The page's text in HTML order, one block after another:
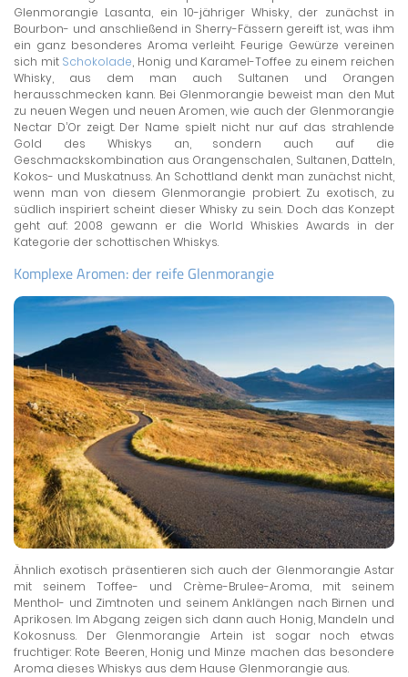
Glenmorangie Lasanta, ein 10-jähriger Whisky, der zunächst in
Bourbon- und anschließend in Sherry-Fässern gereift ist, was ihm
ein ganz besonderes Aroma verleiht. Feurige Gewürze vereinen
sich mit Schokolade, Honig und Karamel-Toffee zu einem reichen
Whisky, aus dem man auch Sultanen und Orangen
herausschmecken kann. Bei Glenmorangie beweist man den Mut
zu neuen Wegen und neuen Aromen, wie auch der Glenmorangie
Nectar D’Or zeigt. Der Name spielt nicht nur auf das strahlende
Gold des Whiskys an, sondern auch auf die
Geschmackskombination aus Orangenschalen, Sultanen, Datteln,
Kokos- und Muskatnuss. An Schottland denkt man zunächst nicht,
wenn man von diesem Glenmorangie probiert. Zu exotisch, zu
südlich inspiriert scheint dieser Whisky zu sein. Doch das Konzept
geht auf: 2008 gewann er die World Whiskies Awards in der
Kategorie der schottischen Whiskys.
Komplexe Aromen: der reife Glenmorangie
Ähnlich exotisch präsentieren sich auch der Glenmorangie Astar
mit seinem Toffee- und Crème-Brulee-Aroma, mit seinem
Menthol- und Zimtnoten und seinem Anklängen nach Birnen und
Aprikosen. Im Abgang zeigen sich dann auch Honig, Mandeln und
Kokosnuss. Der Glenmorangie Artein ist sogar noch etwas
fruchtiger: Rote Beeren, Honig und Minze machen das besondere
Aroma dieses Whiskys aus dem Hause Glenmorangie aus.